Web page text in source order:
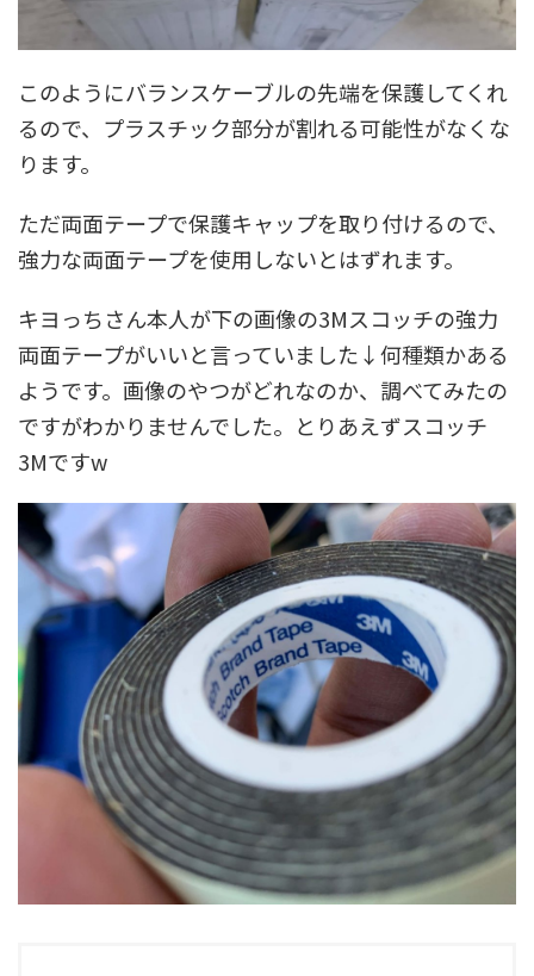
このようにバランスケーブルの先端を保護してくれ
るので、プラスチック部分が割れる可能性がなくな
ります。
ただ両面テープで保護キャップを取り付けるので、
強力な両面テープを使用しないとはずれます。
キヨっちさん本人が下の画像の3Mスコッチの強力
両面テープがいいと言っていました↓何種類かある
ようです。画像のやつがどれなのか、調べてみたの
ですがわかりませんでした。とりあえずスコッチ
3Mですw